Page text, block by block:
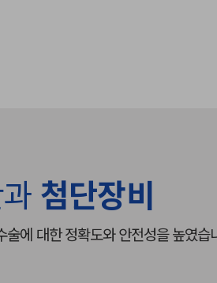
첨단장비
술에 대한 정확도와 안전성을 높였습